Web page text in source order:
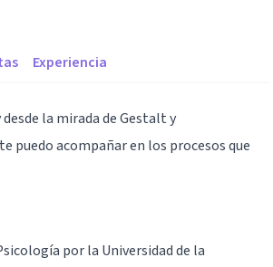
Experiencia
la mirada de Gestalt y
puedo acompañar en los procesos que
por la Universidad de la